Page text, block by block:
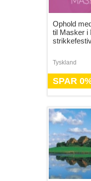
Ophold
til Masker i
Tyskland
SPAR